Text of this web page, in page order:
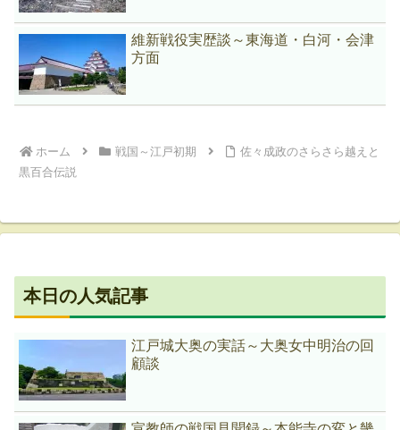
維新戦役実歴談～東海道・白河・会津
方面
ホーム 戦国～江戸初期
佐々成政のさらさら越えと
黒百合伝説
本日の人気記事
江戸城大奥の実話～大奥女中明治の回
顧談